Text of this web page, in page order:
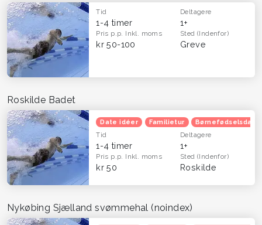
Tid
1-4 timer
Deltagere
1+
Pris p.p. Inkl. moms
kr 50-100
Sted(Indenfor)
Greve
Roskilde Badet
Date idéer Familietur Børnefødselsdag
Tid
1-4 timer
Deltagere
1+
Pris p.p. Inkl. moms
kr 50
Sted(Indenfor)
Roskilde
Nykøbing Sjælland svømmehal (noindex)